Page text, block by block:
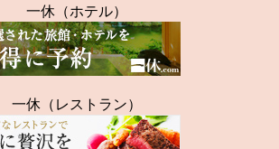
一休（ホテル）
一休（レストラン）